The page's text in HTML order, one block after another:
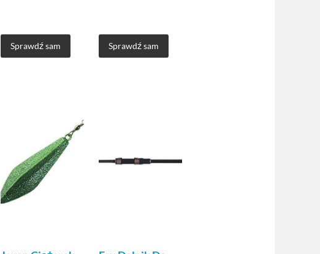
Sprawdź sam Sprawdź sam